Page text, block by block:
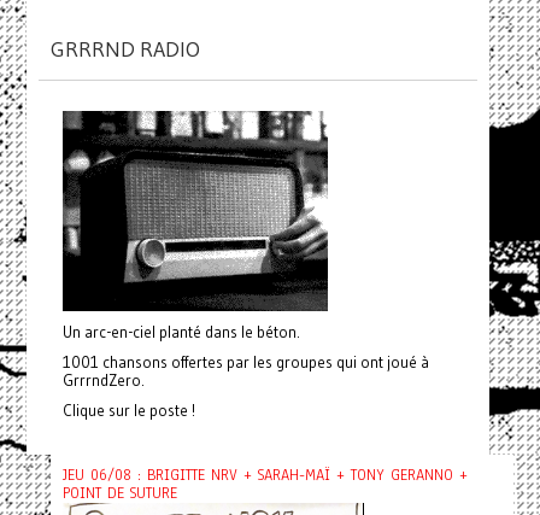
GRRRND RADIO
Un arc-en-ciel planté dans le béton.
1001 chansons offertes par les groupes qui ont joué à
GrrrndZero.
Clique sur le poste !
JEU 06/08 : BRIGITTE NRV + SARAH-MAÏ + TONY GERANNO +
POINT DE SUTURE